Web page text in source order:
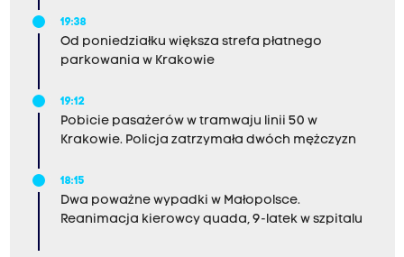
19:38
Od poniedziałku większa strefa płatnego
parkowania w Krakowie
19:12
Pobicie pasażerów w tramwaju linii 50 w
Krakowie. Policja zatrzymała dwóch mężczyzn
18:15
Dwa poważne wypadki w Małopolsce.
Reanimacja kierowcy quada, 9-latek w szpitalu